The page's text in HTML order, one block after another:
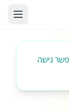
גישה